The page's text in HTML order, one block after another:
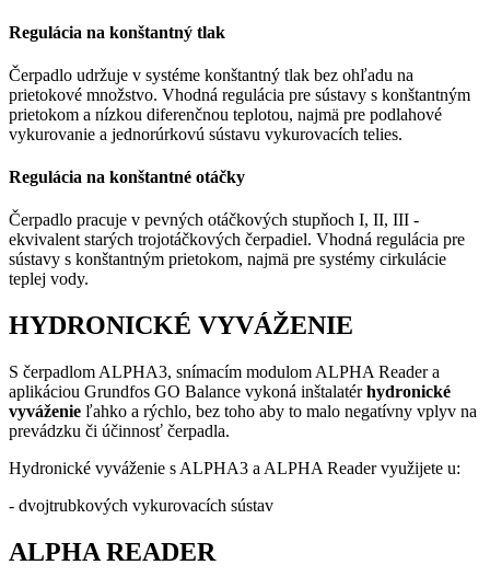
Regulácia na konštantný tlak
Čerpadlo udržuje v systéme konštantný tlak bez ohľadu na
prietokové množstvo. Vhodná regulácia pre sústavy s konštantným
prietokom a nízkou diferenčnou teplotou, najmä pre podlahové
vykurovanie a jednorúrkovú sústavu vykurovacích telies.
Regulácia na konštantné otáčky
Čerpadlo pracuje v pevných otáčkových stupňoch I, II, III -
ekvivalent starých trojotáčkových čerpadiel. Vhodná regulácia pre
sústavy s konštantným prietokom, najmä pre systémy cirkulácie
teplej vody.
HYDRONICKÉ VYVÁŽENIE
S čerpadlom ALPHA3, snímacím modulom ALPHA Reader a
aplikáciou Grundfos GO Balance vykoná inštalatérhydronické
vyváženie ľahko a rýchlo, bez toho aby to malo negatívny vplyv na
prevádzku či účinnosť čerpadla.
Hydronické vyváženie s ALPHA3 a ALPHA Reader využijete u:
- dvojtrubkových vykurovacích sústav
ALPHA READER